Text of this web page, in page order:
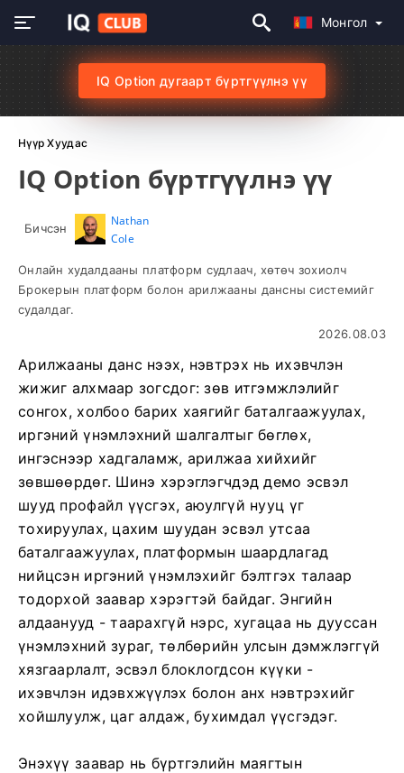
Монгол
IQ Option дугаарт бүртгүүлнэ үү
Нүүр Хуудас
IQ Option бүртгүүлнэ үү
Бичсэн
Nathan
Cole
Онлайн худалдааны платформ судлаач, хөтөч зохиолч
Брокерын платформ болон арилжааны дансны системийг
судалдаг.
2026.08.03
Арилжааны данс нээх, нэвтрэх нь ихэвчлэн
жижиг алхмаар зогсдог: зөв итгэмжлэлийг
сонгох, холбоо барих хаягийг баталгаажуулах,
иргэний үнэмлэхний шалгалтыг бөглөх,
ингэснээр хадгаламж, арилжаа хийхийг
зөвшөөрдөг. Шинэ хэрэглэгчдэд демо эсвэл
шууд профайл үүсгэх, аюулгүй нууц үг
тохируулах, цахим шуудан эсвэл утсаа
баталгаажуулах, платформын шаардлагад
нийцсэн иргэний үнэмлэхийг бэлтгэх талаар
тодорхой заавар хэрэгтэй байдаг. Энгийн
алдаанууд - таарахгүй нэрс, хугацаа нь дууссан
үнэмлэхний зураг, төлбөрийн улсын дэмжлэггүй
хязгаарлалт, эсвэл блоклогдсон күүки -
ихэвчлэн идэвхжүүлэх болон анх нэвтрэхийг
хойшлуулж, цаг алдаж, бухимдал үүсгэдэг.
Энэхүү заавар нь бүртгэлийн маягтын